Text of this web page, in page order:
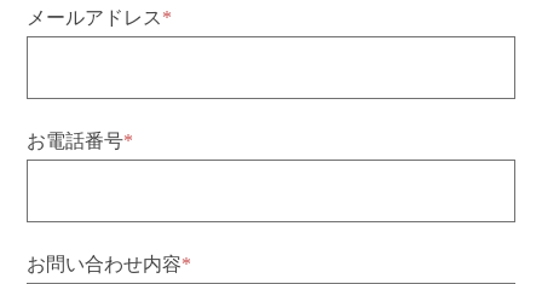
メールアドレス *
お電話番号*
お問い合わせ内容*